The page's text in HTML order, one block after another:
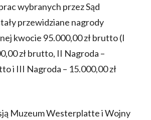
wybranych przez Sąd
przewidziane nagrody
kwocie 95.000,00 zł brutto (I
zł brutto, II Nagroda –
i III Nagroda – 15.000,00 zł
Muzeum Westerplatte i Wojny